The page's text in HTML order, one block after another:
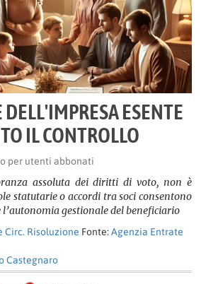
ESENTE
IL CONTROLLO
per utenti abbonati
assoluta dei diritti di voto, non è
statutarie o accordi tra soci consentono
gestionale del beneficiario
Circ. Risoluzione Fonte: Agenzia Entrate
Castegnaro